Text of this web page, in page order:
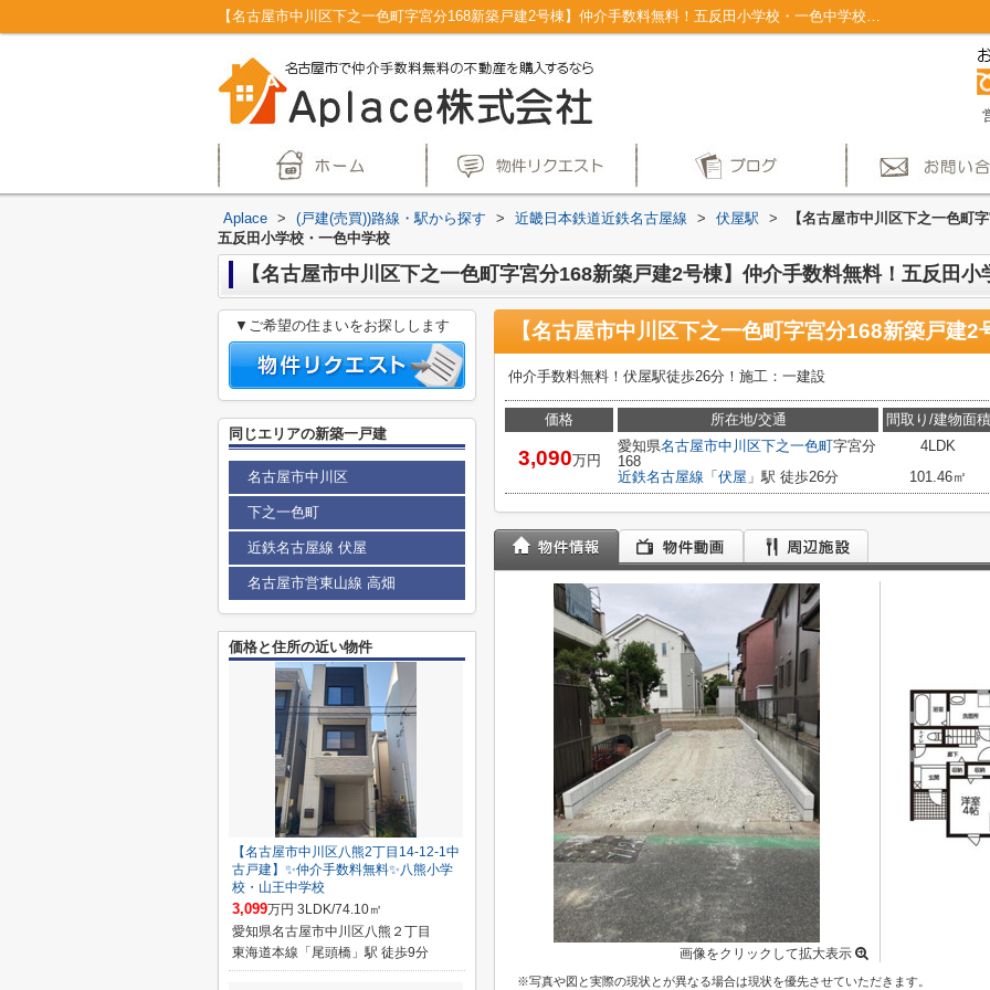
【名古屋市中川区下之一色町字宮分168新築戸建2号棟】仲介手数料無料！五反田小学校・一色中学校｜地盤調査済 建設住宅性能評価付 システムキッチン オートバス バルコニー｜仲介手数料無料！名古屋市で新築戸建てを探すならAplace
Aplace > (戸建(売買))路線・駅から探す > 近畿日本鉄道近鉄名古屋線 > 伏屋駅 >
【名古屋市中川区下之一色町
五反田小学校・一色中学校
【名古屋市中川区下之一色町字宮分168新築戸建2号棟】仲介手数料無料！五反田
仲介手数料無料！伏屋駅徒歩26分！施工：一建設
価格
3,090万円
所在地/交通
愛知県名古屋市中川区下之一色町字宮分
168
近鉄名古屋線 「 伏屋 」駅 徒歩26分
間取り/建物面積
4LDK
101.46㎡
画像をクリックして拡大表示
※写真や図と実際の現状とが異なる場合は現状を優先させていただきます。
▼ご希望の住まいをお探しします
同じエリアの新築一戸建
名古屋市中川区
下之一色町
近鉄名古屋線 伏屋
名古屋市営東山線 高畑
価格と住所の近い物件
【名古屋市中川区八熊2丁目14-12-1中
古戸建】✨️仲介手数料無料✨️八熊小学
校・山王中学校
3,099万円 3LDK/74.10㎡
愛知県名古屋市中川区八熊２丁目
東海道本線「尾頭橋」駅 徒歩9分